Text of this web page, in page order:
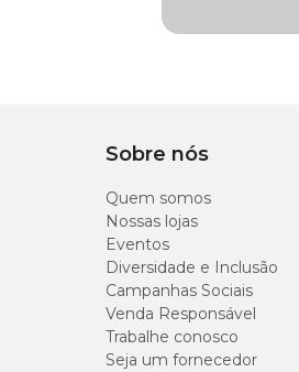
Farinha de salmão,
Umidade (máx.)
Proteína Bruta (mín.)
Extrato Etéreo (mín.)
Sobre nós
Quem somos
Nossas lojas
Eventos
Diversidade e Inclusão
Campanhas Sociais
Venda Responsável
Trabalhe conosco
Seja um fornecedor